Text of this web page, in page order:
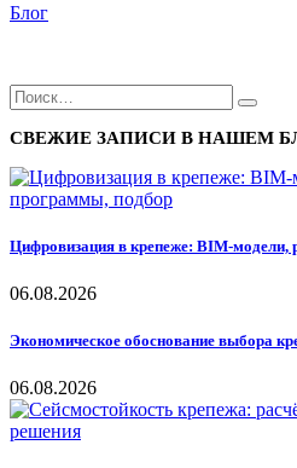
Блог
СВЕЖИЕ ЗАПИСИ В НАШЕМ
Цифровизация в крепеже: BIM-модели,
06.08.2026
Экономическое обоснование выбора
06.08.2026